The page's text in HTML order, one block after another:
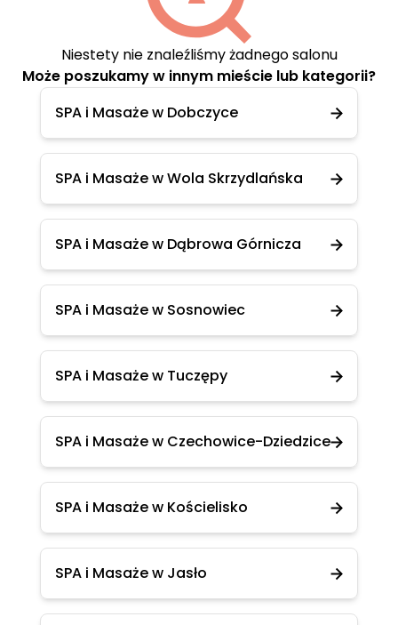
Niestety nie znaleźliśmy żadnego salonu
Może poszukamy w innym mieście lub kategorii?
SPA i Masaże w Dobczyce
SPA i Masaże w Wola Skrzydlańska
SPA i Masaże w Dąbrowa Górnicza
SPA i Masaże w Sosnowiec
SPA i Masaże w Tuczępy
SPA i Masaże w Czechowice-Dziedzice
SPA i Masaże w Kościelisko
SPA i Masaże w Jasło